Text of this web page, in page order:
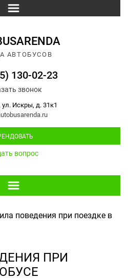
АВТОБУСОВ
130-02-23
звонок
ул. Искры, д. 31к1
вопрос
поведения при поездке в
ПРИ